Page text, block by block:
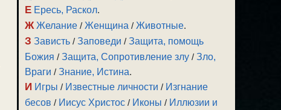
Е Ересь, Раскол.
Ж Желание /Женщина /Животные.
З Зависть /Заповеди /Защита, помощь
Божия /Защита, Сопротивление злу /Зло,
Враги /Знание, Истина.
И Игры / Известные личности / Изгнание
бесов / Иисус Христос / Иконы / Иллюзии и